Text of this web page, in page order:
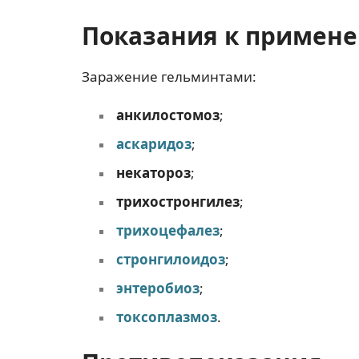
Показания к
Заражение гельминтами:
анкилостомоз;
аскаридоз;
некатороз;
трихостронгилез;
трихоцефалез;
стронгилоидоз;
энтеробиоз;
токсоплазмоз.